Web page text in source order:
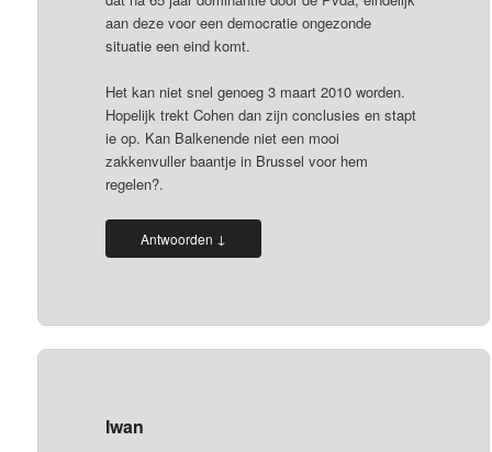
aan deze voor een democratie ongezonde
situatie een eind komt.
Het kan niet snel genoeg 3 maart 2010 worden.
Hopelijk trekt Cohen dan zijn conclusies en stapt
ie op. Kan Balkenende niet een mooi
zakkenvuller baantje in Brussel voor hem
regelen?.
Antwoorden ↓
Iwan